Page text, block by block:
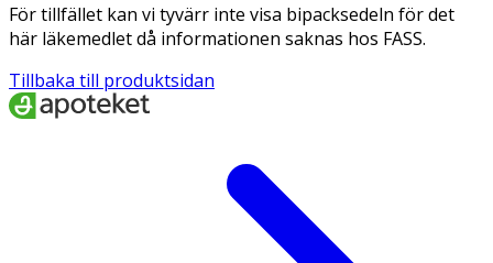
För tillfället kan vi tyvärr inte visa bipacksedeln för det
här läkemedlet då informationen saknas hos FASS.
Tillbaka till produktsidan